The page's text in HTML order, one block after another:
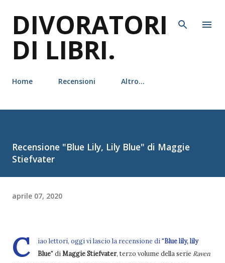
DIVORATORI
DI LIBRI.
Home Recensioni Altro…
Recensione "Blue Lily, Lily Blue" di Maggie
Stiefvater
aprile 07, 2020
C iao lettori, oggi vi lascio la recensione di "Blue lily, lily
Blue" di Maggie Stiefvater, terzo volume della serie Raven